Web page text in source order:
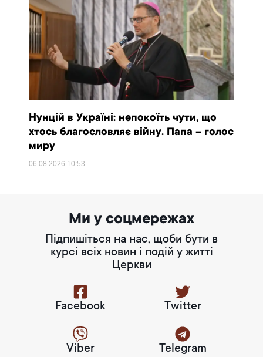
Нунцій в Україні: непокоїть чути, що
хтось благословляє війну. Папа – голос
миру
06.08.2026 10:53
Ми у соцмережах
Підпишіться на нас, щоби бути в
курсі всіх новин і подій у житті
Церкви
Facebook Twitter
Viber Telegram